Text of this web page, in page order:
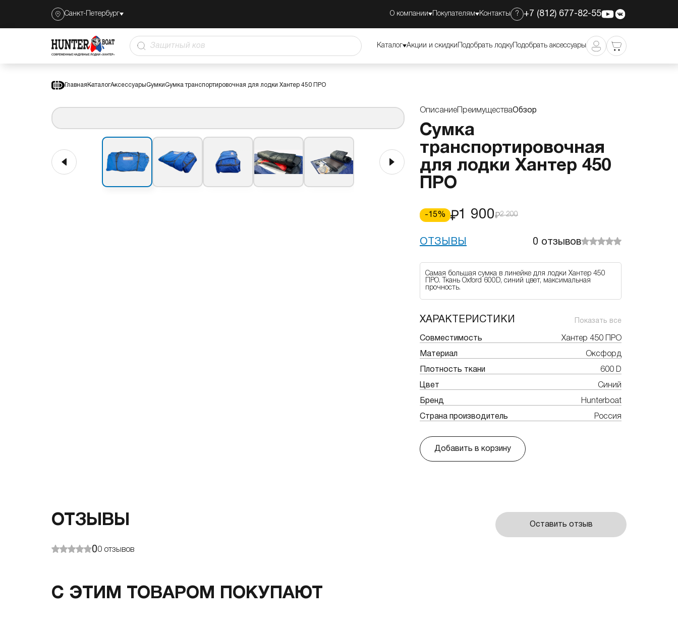
Санкт-Петербург О компании Покупателям Контакты ? +7 (812) 677-82-55
Защитный коврик Каталог Акции и скидки Подобрать лодкуПодобрать аксессуары
Сумка транспортировочная для лодки Хантер
450 ПРО
Обзор 1 900 2 200 Добавить в корзину
Главная КаталогАксессуарыСумкиСумка транспортировочная для лодки Хантер 450 ПРО
Описание ПреимуществаОбзор
Сумка
транспортировочная
для лодки Хантер 450
ПРО
-15% 1 900 2 200
ОТЗЫВЫ 0 отзывов
Самая большая сумка в линейке для лодки Хантер 450
ПРО. Ткань Oxford 600D, синий цвет, максимальная
прочность.
ХАРАКТЕРИСТИКИ Показать все
Совместимость Хантер 450 ПРО
Материал Оксфорд
Плотность ткани 600 D
Цвет Синий
Бренд Hunterboat
Страна производитель Россия
Добавить в корзину
ОТЗЫВЫ
00 отзывов
Оставить отзыв
С ЭТИМ ТОВАРОМ ПОКУПАЮТ